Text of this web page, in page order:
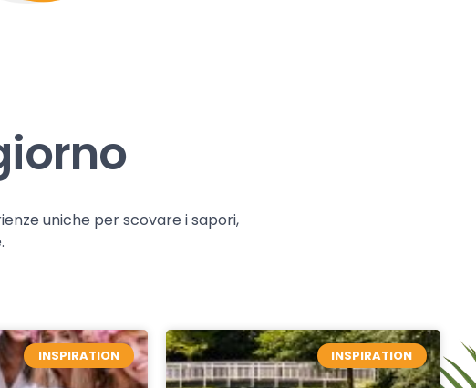
uniche per scovare i sapori,
INSPIRATION INSPIRATION